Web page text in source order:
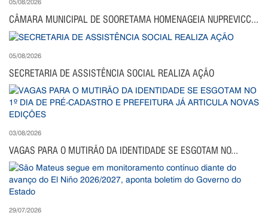
CÂMARA MUNICIPAL DE SOORETAMA HOMENAGEIA NUPREVICC...
05/08/2026
SECRETARIA DE ASSISTÊNCIA SOCIAL REALIZA AÇÃO
03/08/2026
VAGAS PARA O MUTIRÃO DA IDENTIDADE SE ESGOTAM NO...
29/07/2026